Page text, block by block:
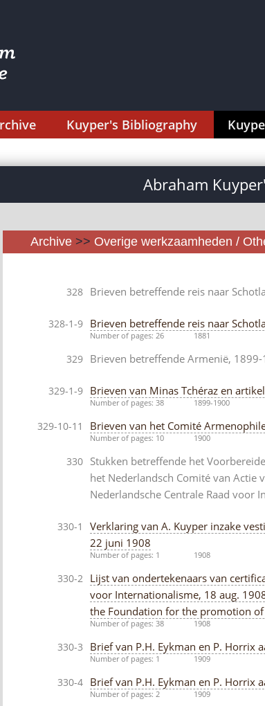
Kuyper's Bibliography
Abraham
Archive >> Overige werkzaamheden /
328 Brieven betreffende reis naar
328-1-9 Brieven betreffende reis naar
Number of pages: 26 1881
329 Brieven betreffende Armenië,
329-1-9 Brieven van Minas Tchéraz en
Number of pages: 38 1899-1900
329-10-11 Brieven van het Comité
Number of pages: 10 1900
330
Stukken betreffende het
het Nederlandsch Comité van
Nederlandsche Centrale Raad voor
330-1
Verklaring van A. Kuyper inzake
22 juni 1908
Number of pages: 1 1908
330-2
Lijst van ondertekenaars van
voor Internationalisme, 18 aug.
the Foundation for the promotion
Number of pages: 38 1908
330-3 Brief van P.H. Eykman en P. Horrix
Number of pages: 1 1909
330-4 Brief van P.H. Eykman en P. Horrix
Number of pages: 2 1909